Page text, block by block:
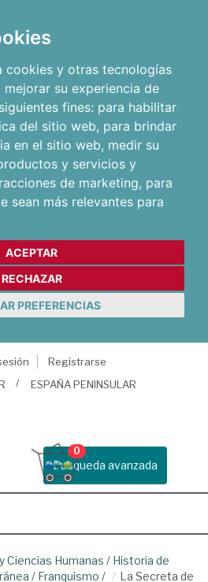
cookies y otras tecnologías
su experiencia de
fines: para habilitar
del sitio web, para brindar
en el sitio web, medir su
y servicios y
de marketing, para
sean más relevantes para
ACEPTAR
RECHAZAR
PREFERENCIAS
Registrarse
ESPAÑA PENINSULAR
Busqueda avanzada
0
Ciencias Humanas / Historia de
/ Franquismo /
La Secreta de